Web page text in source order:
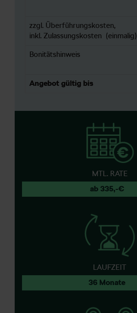
zzgl. Überführungskosten,
inkl. Zulassungskosten (einmalig)
Bonitätshinweis
Angebot gültig bis
MTL. RATE
ab 335,-€
LAUFZEIT
36 Monate